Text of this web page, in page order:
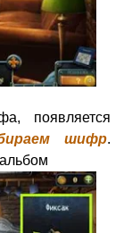
появляется
шифр.